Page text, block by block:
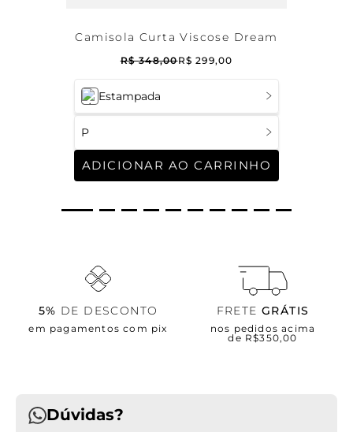
Estampada
P
ADICIONAR AO CARRINHO
Camisola Curta Viscose Dream
R$ 348,00R$ 299,00
5% DE DESCONTO
em pagamentos com pix
FRETE GRÁTIS
nos pedidos acima
de R$350,00
Dúvidas?